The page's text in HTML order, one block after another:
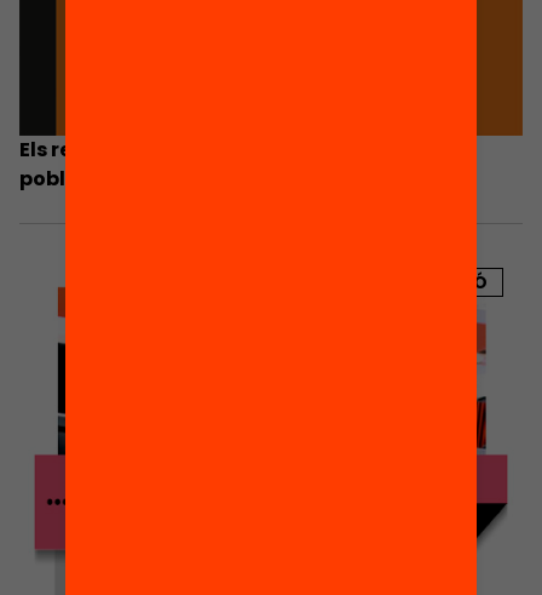
Els reptes en matèria de competències de la
població adulta
PUBLICACIÓ